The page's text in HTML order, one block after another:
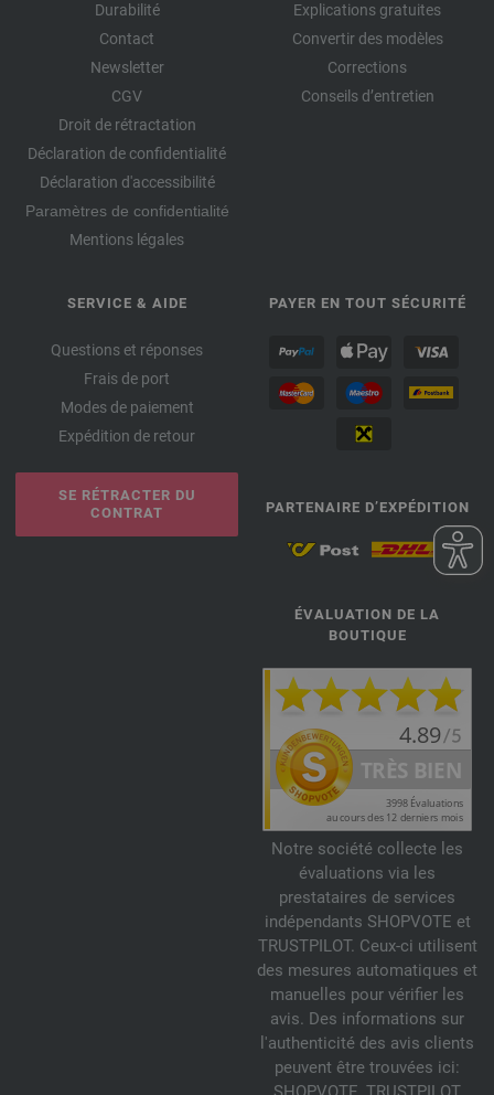
Durabilité
Contact
Newsletter
CGV
Droit de rétractation
Déclaration de confidentialité
Déclaration d'accessibilité
Paramètres de confidentialité
Mentions légales
Explications gratuites
Convertir des modèles
Corrections
Conseils d’entretien
SERVICE & AIDE
Questions et réponses
Frais de port
Modes de paiement
Expédition de retour
SE RÉTRACTER DU
CONTRAT
PAYER EN TOUT SÉCURITÉ
PARTENAIRE D’EXPÉDITION
ÉVALUATION DE LA
BOUTIQUE
Notre société collecte les
évaluations via les
prestataires de services
indépendants SHOPVOTE et
TRUSTPILOT. Ceux-ci utilisent
des mesures automatiques et
manuelles pour vérifier les
avis. Des informations sur
l'authenticité des avis clients
peuvent être trouvées ici: